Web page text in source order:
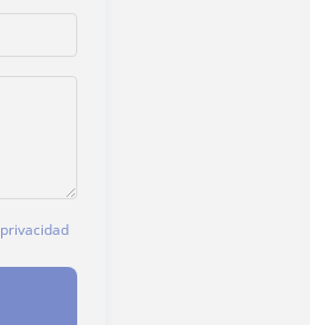
privacidad